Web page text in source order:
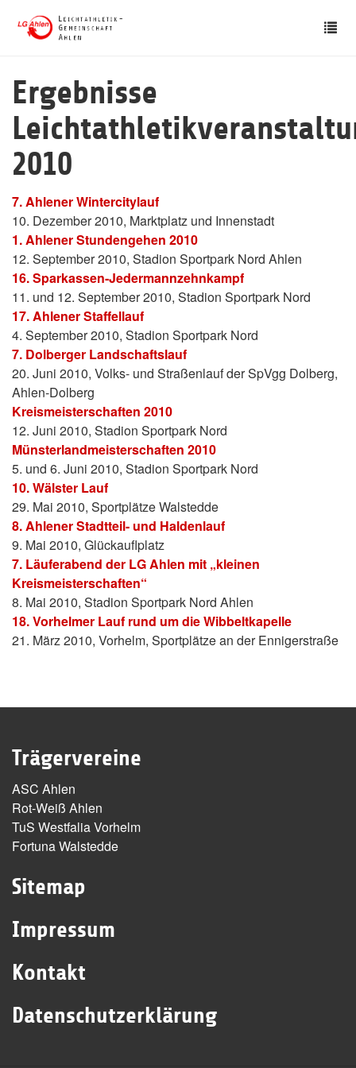
Ergebnisse
2010
7. Ahlener Wintercitylauf
10. Dezember 2010, Marktplatz und Innenstadt
1. Ahlener Stundengehen 2010
12. September 2010, Stadion Sportpark Nord Ahlen
16. Sparkassen-Jedermannzehnkampf
11. und 12. September 2010, Stadion Sportpark Nord
17. Ahlener Staffellauf
4. September 2010, Stadion Sportpark Nord
7. Dolberger Landschaftslauf
20. Juni 2010, Volks- und Straßenlauf der SpVgg Dolberg,
Ahlen-Dolberg
Kreismeisterschaften 2010
12. Juni 2010, Stadion Sportpark Nord
Münsterlandmeisterschaften 2010
5. und 6. Juni 2010, Stadion Sportpark Nord
10. Wälster Lauf
29. Mai 2010, Sportplätze Walstedde
8. Ahlener Stadtteil- und Haldenlauf
9. Mai 2010, Glückauflplatz
7. Läuferabend der LG Ahlen mit „kleinen
Kreismeisterschaften“
8. Mai 2010, Stadion Sportpark Nord Ahlen
18. Vorhelmer Lauf rund um die Wibbeltkapelle
21. März 2010, Vorhelm, Sportplätze an der Ennigerstraße
Trägervereine
ASC Ahlen
Rot-Weiß Ahlen
TuS Westfalia Vorhelm
Fortuna Walstedde
Sitemap
Impressum
Kontakt
Datenschutzerklärung